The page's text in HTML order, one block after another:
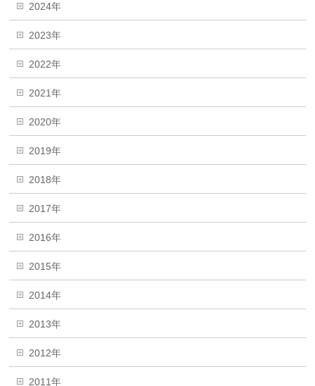
2024年
2023年
2022年
2021年
2020年
2019年
2018年
2017年
2016年
2015年
2014年
2013年
2012年
2011年